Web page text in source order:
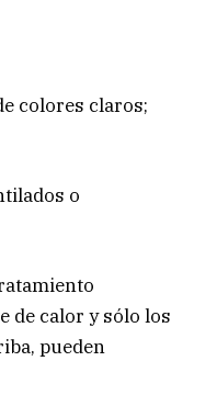
colores claros;
o
de calor y sólo los
pueden